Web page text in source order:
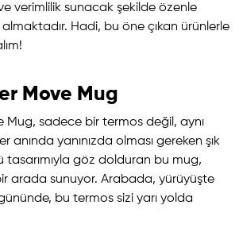
verimlilik sunacak şekilde özenle
Hadi, bu öne çıkan ürünlerle
Move Mug
Mug, sadece bir termos değil, aynı
yanınızda olması gereken şık
tasarımıyla göz dolduran bu mug,
bir arada sunuyor. Arabada, yürüyüşte
bu termos sizi yarı yolda